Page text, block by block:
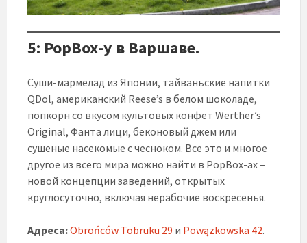
5: PopBox-y в Варшаве.
Суши-мармелад из Японии, тайваньские напитки
QDol, американский Reese’s в белом шоколаде,
попкорн со вкусом культовых конфет Werther’s
Original, Фанта лици, беконовый джем или
сушеные насекомые с чесноком. Все это и многое
другое из всего мира можно найти в PopBox-ах –
новой концепции заведений, открытых
круглосуточно, включая нерабочие воскресенья.
Адреса:Obrońców Tobruku 29 и Powązkowska 42.